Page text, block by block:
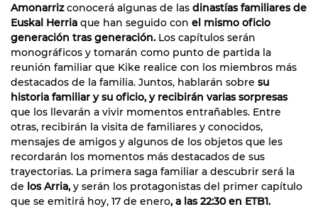
Amonarrizconocerá algunas de las dinastías familiares de
Euskal Herria que han seguido con el mismo oficio
generación tras generación. Los capítulos serán
monográficos y tomarán como punto de partida la
reunión familiar que Kike realice con los miembros más
destacados de la familia. Juntos, hablarán sobre su
historia familiar y su oficio, y recibirán varias sorpresas
que los llevarán a vivir momentos entrañables. Entre
otras, recibirán la visita de familiares y conocidos,
mensajes de amigos y algunos de los objetos que les
recordarán los momentos más destacados de sus
trayectorias. La primera saga familiar a descubrir será la
de los Arria, y serán los protagonistas del primer capítulo
que se emitirá hoy, 17 de enero, a las 22:30 en ETB1.